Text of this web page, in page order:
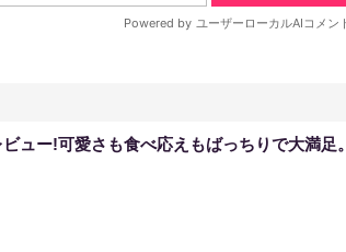
ュー!可愛さも食べ応えもばっちりで大満足。